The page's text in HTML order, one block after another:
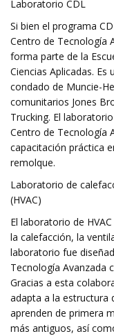
Laboratorio CDL
Si bien el programa
Centro de Tecnología
forma parte de la
Ciencias Aplicadas.
condado de Muncie-
comunitarios Jones
Trucking. El
Centro de Tecnología
capacitación práctica
remolque.
Laboratorio de
(HVAC)
El laboratorio de
la calefacción, la
laboratorio fue
Tecnología Avanzada
Gracias a esta
adapta a la estructura
aprenden de primera
más antiguos, así